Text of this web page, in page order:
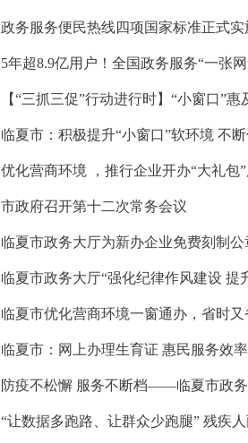
政务服务便民热线四项国家标准正式实
5年超8.9亿用户！全国政务服务“一张
临夏市：积极提升“小窗口”软环境 不
优化营商环境 ，推行企业开办“大礼包
市政府召开第十二次常务会议
临夏市政务大厅为新办企业免费刻制公
临夏市政务大厅“强化纪律作风建设 提
临夏市优化营商环境一窗通办，省时
临夏市：网上办理生育证 惠民服务效
防疫不松懈 服务不断档——临夏市政
“让数据多跑路、让群众少跑腿” 残疾